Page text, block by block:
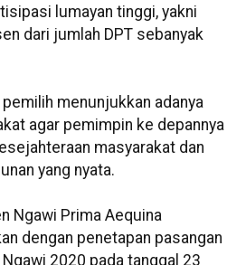
lumayan tinggi, yakni
dari jumlah DPT sebanyak
menunjukkan adanya
agar pemimpin ke depannya
masyarakat dan
yang nyata.
Ngawi Prima Aequina
dengan penetapan pasangan
2020 pada tanggal 23